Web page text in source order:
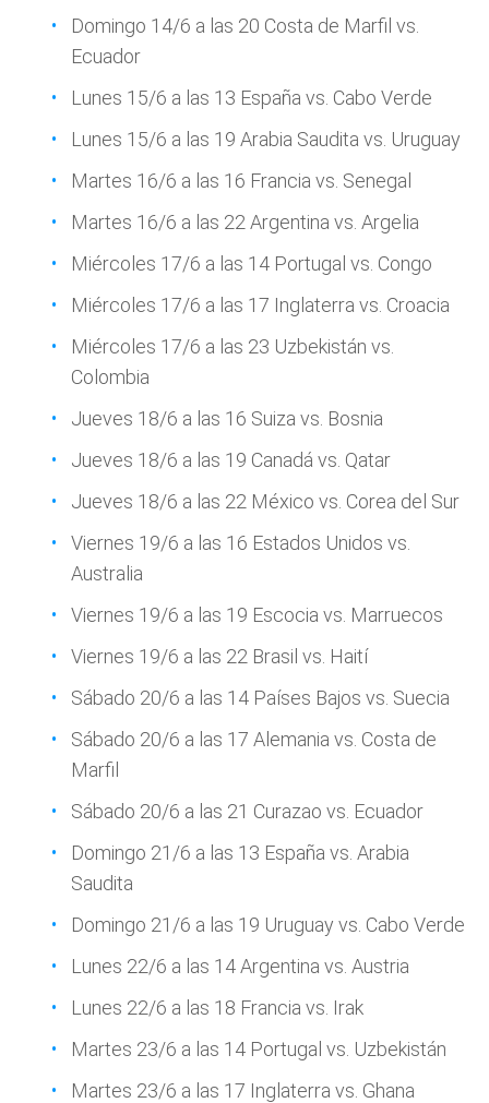
Domingo 14/6 a las 20 Costa de Marfil vs.
Ecuador
Lunes 15/6 a las 13 España vs. Cabo Verde
Lunes 15/6 a las 19 Arabia Saudita vs. Uruguay
Martes 16/6 a las 16 Francia vs. Senegal
Martes 16/6 a las 22 Argentina vs. Argelia
Miércoles 17/6 a las 14 Portugal vs. Congo
Miércoles 17/6 a las 17 Inglaterra vs. Croacia
Miércoles 17/6 a las 23 Uzbekistán vs.
Colombia
Jueves 18/6 a las 16 Suiza vs. Bosnia
Jueves 18/6 a las 19 Canadá vs. Qatar
Jueves 18/6 a las 22 México vs. Corea del Sur
Viernes 19/6 a las 16 Estados Unidos vs.
Australia
Viernes 19/6 a las 19 Escocia vs. Marruecos
Viernes 19/6 a las 22 Brasil vs. Haití
Sábado 20/6 a las 14 Países Bajos vs. Suecia
Sábado 20/6 a las 17 Alemania vs. Costa de
Marfil
Sábado 20/6 a las 21 Curazao vs. Ecuador
Domingo 21/6 a las 13 España vs. Arabia
Saudita
Domingo 21/6 a las 19 Uruguay vs. Cabo Verde
Lunes 22/6 a las 14 Argentina vs. Austria
Lunes 22/6 a las 18 Francia vs. Irak
Martes 23/6 a las 14 Portugal vs. Uzbekistán
Martes 23/6 a las 17 Inglaterra vs. Ghana